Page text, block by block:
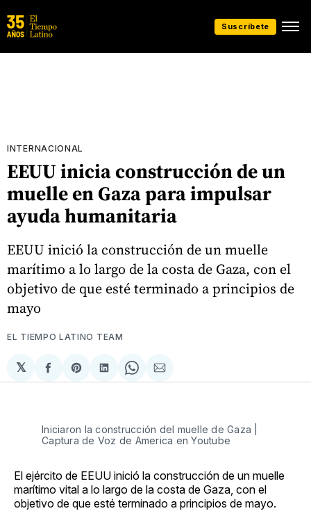
Suscríbete
INTERNACIONAL
EEUU inicia construcción de un
muelle en Gaza para impulsar
ayuda humanitaria
EEUU inició la construcción de un muelle
marítimo a lo largo de la costa de Gaza, con el
objetivo de que esté terminado a principios de
mayo
EL TIEMPO LATINO TEAM
𝕏
Compartir
en
Share
on
Compartir
en
Share
on
Compartir
via
Iniciaron la construcción del muelle de Gaza |
Captura de Voz de America en Youtube
El ejército de EEUU inició la construcción de un muelle
marítimo vital a lo largo de la costa de Gaza, con el
objetivo de que esté terminado a principios de mayo.